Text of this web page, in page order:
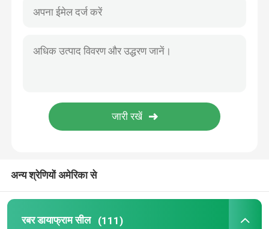
समग्र डायाफ्राम
रबर शॉक अवशोषक
स्टेनलेस स्टील लचीली नली
कम दबाव हाइड्रोलिक नली
अन्य श्रेणियों अमेरिका से
रबर डायाफ्राम सील (111)